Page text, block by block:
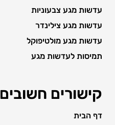
עדשות מגע צבעוניות
עדשות מגע צילינדר
עדשות מגע מולטיפוקל
תמיסות לעדשות מגע
קישורים חשובים
דף הבית